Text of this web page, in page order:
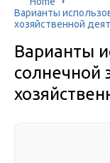
Варианты
хозяйственной
Варианты
солнечной